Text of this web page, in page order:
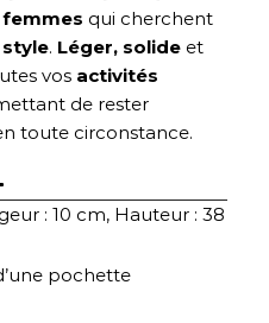
femmes qui cherchent
style. Léger, solide et
vos activités
de rester
toute circonstance.
: 10 cm, Hauteur : 38
pochette